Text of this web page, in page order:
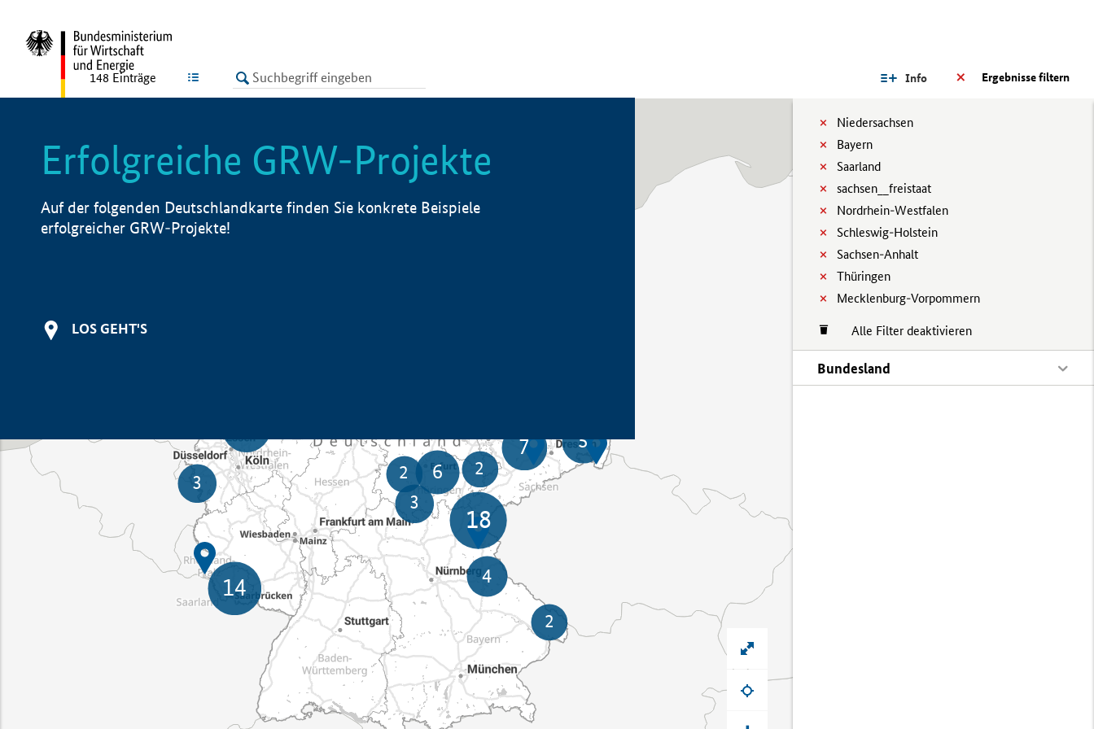
LISTE Ergebnisse filtern
Info
Niedersachsen
Bayern
Saarland
sachsen__freistaat
Nordrhein-Westfalen
Schleswig-Holstein
Sachsen-Anhalt
Thüringen
Mecklenburg-Vorpommern
Alle Filter deaktivieren
Bundesland
148 Einträge
Erfolgreiche GRW-Projekte
Auf der folgenden Deutschlandkarte finden Sie konkrete Beispiele
erfolgreicher GRW-Projekte!
LOS GEHT'S